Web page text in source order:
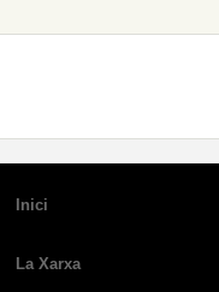
Inici
La Xarxa